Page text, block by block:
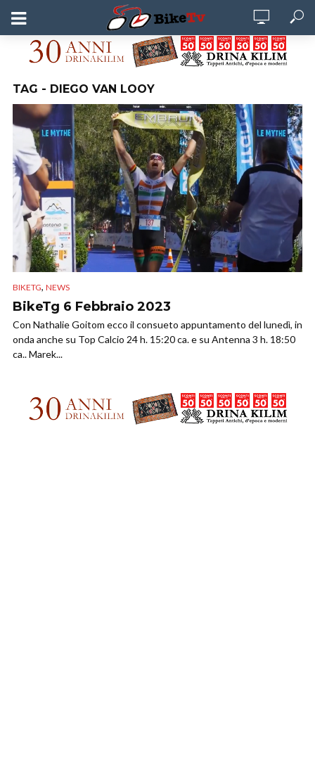
TAG - DIEGO VAN LOOY
BIKETG, NEWS
BikeTg 6 Febbraio 2023
Con Nathalie Goitom ecco il consueto appuntamento del lunedì, in
onda anche su Top Calcio 24 h. 15:20 ca. e su Antenna 3 h. 18:50
ca.. Marek...